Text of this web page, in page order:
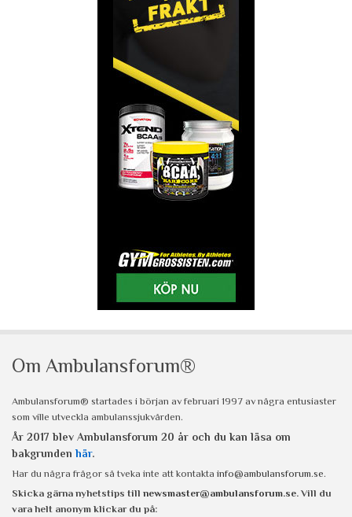
Om Ambulansforum®
Ambulansforum® startades i början av februari 1997 av några entusiaster
som ville utveckla ambulanssjukvården.
År 2017 blev Ambulansforum 20 år och du kan läsa om
bakgrunden här.
Har du några frågor så tveka inte att kontakta info@ambulansforum.se.
Skicka gärna nyhetstips till newsmaster@ambulansforum.se. Vill du
vara helt anonym klickar du på: